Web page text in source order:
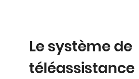
Le système de
téléassistance